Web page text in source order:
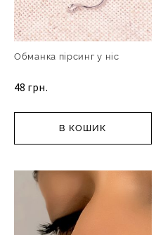
Обманка пірсинг у ніс
48 грн.
В КОШИК